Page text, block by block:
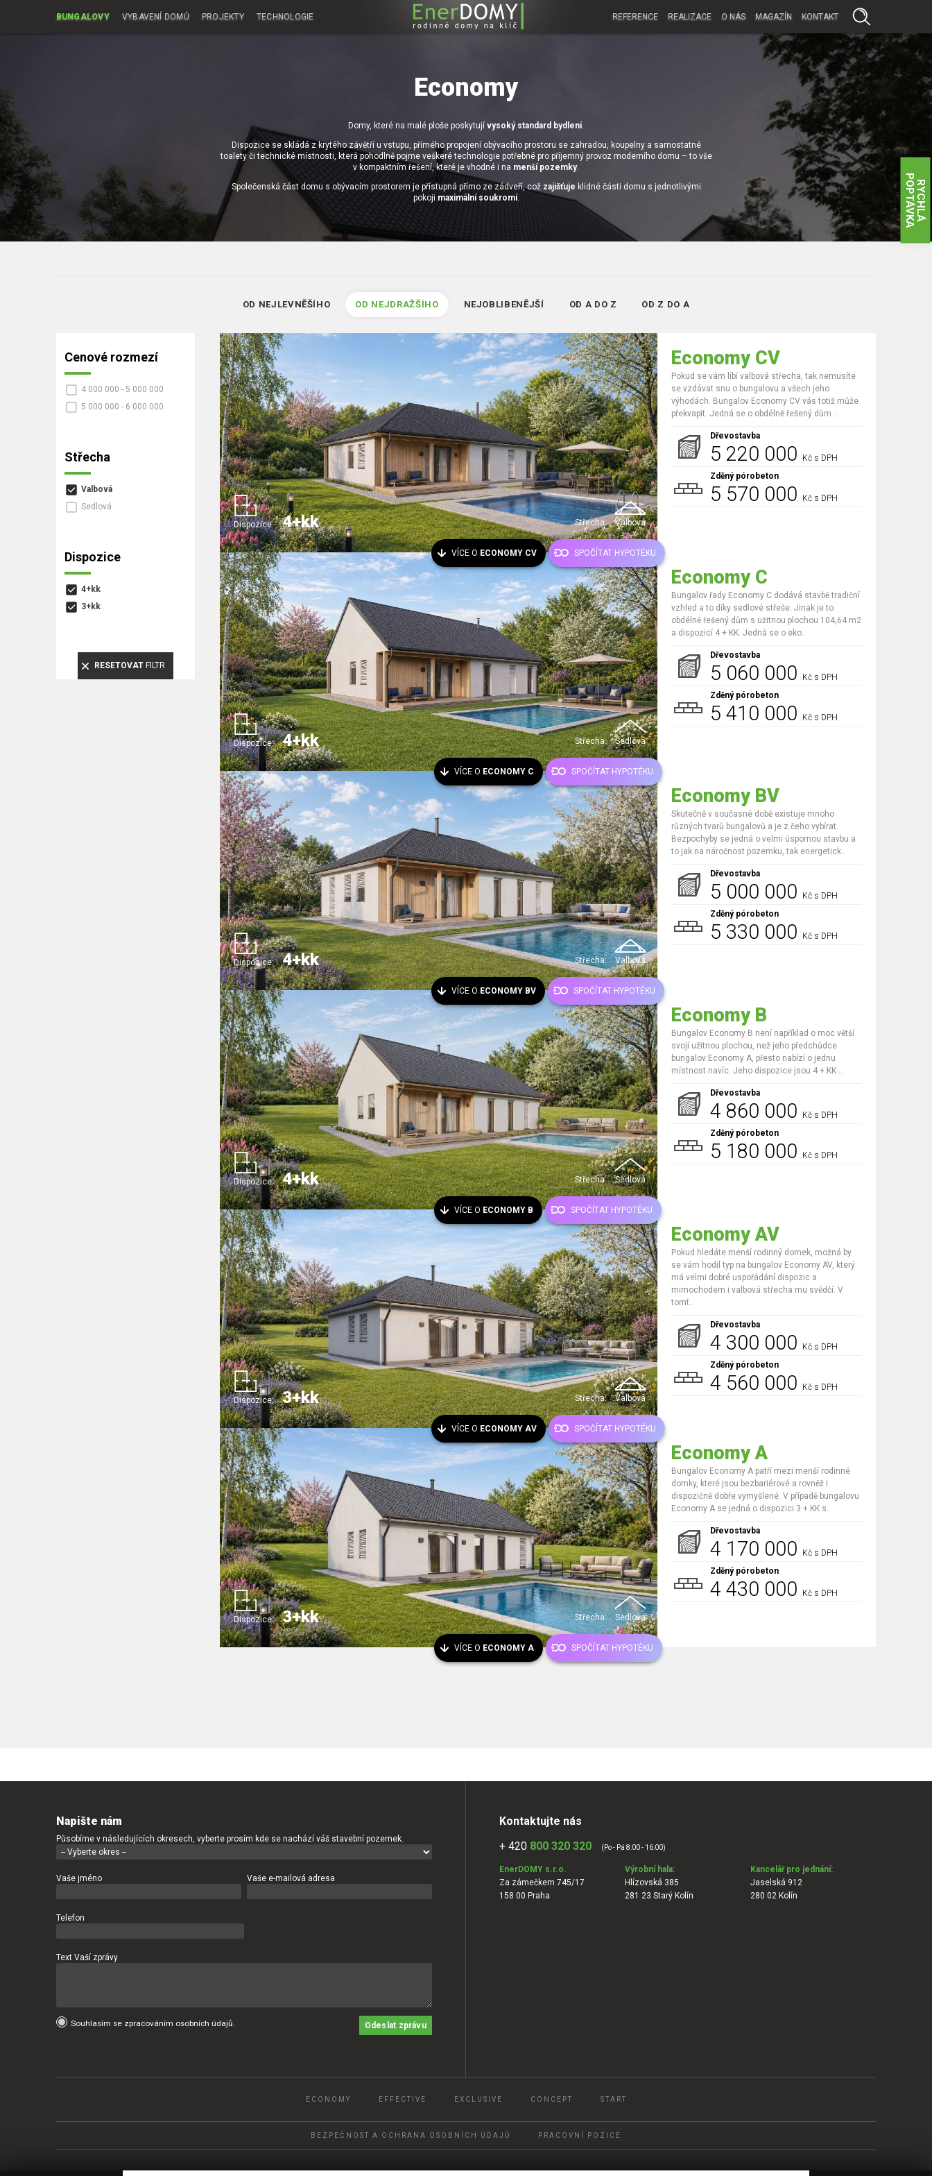
BUNGALOVY VYBAVENÍ DOMŮ PROJEKTY TECHNOLOGIE KONTAKT
MAGAZÍN
O NÁS
REALIZACE
REFERENCE
Economy
Domy, které na malé ploše poskytují vysoký standard bydlení.
Dispozice se skládá z krytého závětří u vstupu, přímého propojení obývacího prostoru se zahradou, koupelny a samostatné
toalety či technické místnosti, která pohodlně pojme veškeré technologie potřebné pro příjemný provoz moderního domu – to vše
v kompaktním řešení, které je vhodné i na menší pozemky.
Společenská část domu s obývacím prostorem je přístupná přímo ze zádveří, což zajišťuje klidné části domu s jednotlivými
pokoji maximální soukromí.
OD NEJLEVNĚŠÍHO OD NEJDRAŽŠÍHO NEJOBLIBENĚJŠÍ OD A DO Z OD Z DO A
Cenové rozmezí
4 000 000 - 5 000 000
5 000 000 - 6 000 000
Střecha
Valbová
Sedlová
Dispozice
4+kk
3+kk
RESETOVATFILTR
Střecha: Valbová
Dispozice: 4+kk
Economy CV
Pokud se vám líbí valbová střecha, tak nemusíte
se vzdávat snu o bungalovu a všech jeho
výhodách. Bungalov Economy CV vás totiž může
překvapit. Jedná se o obdélně řešený dům ..
Dřevostavba
5 220 000
Kč s DPH
Zděný pórobeton
5 570 000 Kč s DPH
VÍCE O ECONOMY CV SPOČÍTAT HYPOTÉKU
Střecha: Sedlová
Dispozice: 4+kk
Economy C
Bungalov řady Economy C dodává stavbě tradiční
vzhled a to díky sedlové střeše. Jinak je to
obdélně řešený dům s užitnou plochou 104,64 m2
a dispozicí 4 + KK. Jedná se o eko..
Dřevostavba
5 060 000
Kč s DPH
Zděný pórobeton
5 410 000 Kč s DPH
VÍCE O ECONOMY C SPOČÍTAT HYPOTÉKU
Střecha: Valbová
Dispozice: 4+kk
Economy BV
Skutečně v současné době existuje mnoho
různých tvarů bungalovů a je z čeho vybírat.
Bezpochyby se jedná o velmi úspornou stavbu a
to jak na náročnost pozemku, tak energetick..
Dřevostavba
5 000 000
Kč s DPH
Zděný pórobeton
5 330 000 Kč s DPH
VÍCE O ECONOMY BV SPOČÍTAT HYPOTÉKU
Střecha: Sedlová
Dispozice: 4+kk
Economy B
Bungalov Economy B není například o moc větší
svojí užitnou plochou, než jeho předchůdce
bungalov Economy A, přesto nabízí o jednu
místnost navíc. Jeho dispozice jsou 4 + KK ..
Dřevostavba
4 860 000
Kč s DPH
Zděný pórobeton
5 180 000 Kč s DPH
VÍCE O ECONOMY B SPOČÍTAT HYPOTÉKU
Střecha: Valbová
Dispozice: 3+kk
Economy AV
Pokud hledáte menší rodinný domek, možná by
se vám hodil typ na bungalov Economy AV, který
má velmi dobré uspořádání dispozic a
mimochodem i valbová střecha mu svědčí. V
tomt..
Dřevostavba
4 300 000
Kč s DPH
Zděný pórobeton
4 560 000 Kč s DPH
VÍCE O ECONOMY AV SPOČÍTAT HYPOTÉKU
Střecha: Sedlová
Dispozice: 3+kk
Economy A
Bungalov Economy A patří mezi menší rodinné
domky, které jsou bezbariérové a rovněž i
dispozičně dobře vymyšlené. V případě bungalovu
Economy A se jedná o dispozici 3 + KK s..
Dřevostavba
4 170 000
Kč s DPH
Zděný pórobeton
4 430 000 Kč s DPH
VÍCE O ECONOMY A SPOČÍTAT HYPOTÉKU
R
Y
C
H
L
Á
PO
P
T
Á
V
K
A
Napište nám
Působíme v následujících okresech, vyberte prosím kde se nachází váš stavební pozemek.
Vaše jméno Vaše e-mailová adresa
Telefon
Text Vaší zprávy
Souhlasím se zpracováním osobních údajů. Odeslat zprávu
Kontaktujte nás
+ 420 800 320 320 (Po - Pá 8:00 - 16:00)
EnerDOMY s.r.o.
Za zámečkem 745/17
158 00 Praha
Výrobní hala:
Hlízovská 385
281 23 Starý Kolín
Kancelář pro jednání:
Jaselská 912
280 02 Kolín
ECONOMY EFFECTIVE EXCLUSIVE CONCEPT START
BEZPEČNOST A OCHRANA OSOBNÍCH ÚDAJŮ PRACOVNÍ POZICE